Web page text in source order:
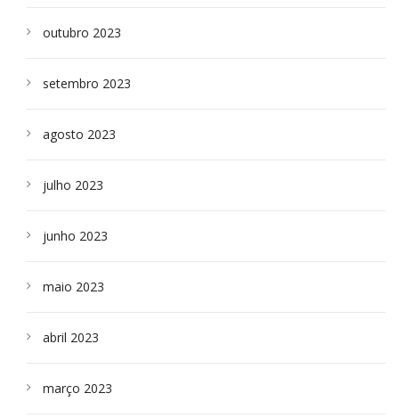
outubro 2023
setembro 2023
agosto 2023
julho 2023
junho 2023
maio 2023
abril 2023
março 2023